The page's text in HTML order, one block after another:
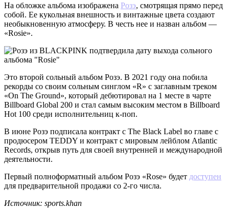
На обложке альбома изображена Розэ, смотрящая прямо перед
собой. Ее кукольная внешность и винтажные цвета создают
необыкновенную атмосферу. В честь нее и назван альбом —
«Rosie».
Это второй сольный альбом Розэ. В 2021 году она побила
рекорды со своим сольным синглом «R» с заглавным треком
«On The Ground», который дебютировал на 1 месте в чарте
Billboard Global 200 и стал самым высоким местом в Billboard
Hot 100 среди исполнительниц к-поп.
В июне Розэ подписала контракт с The Black Label во главе с
продюсером TEDDY и контракт с мировым лейблом Atlantic
Records, открыв путь для своей внутренней и международной
деятельности.
Первый полноформатный альбом Розэ «Rose» будет доступен
для предварительной продажи со 2-го числа.
Источник: sports.khan